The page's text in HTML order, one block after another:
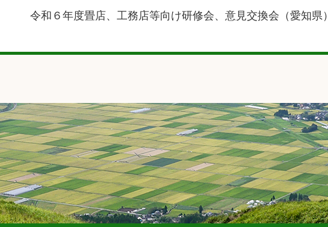
令和６年度畳店、工務店等向け研修会、意見交換会（愛知県）